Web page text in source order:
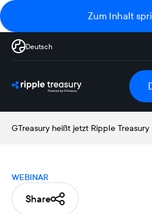
Zum Inhalt
Deutsch
GTreasury heißt jetzt Ripple Treasury
WEBINAR
Share